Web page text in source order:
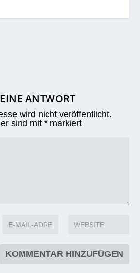
ANTWORT
wird nicht veröffentlicht.
sind mit* markiert